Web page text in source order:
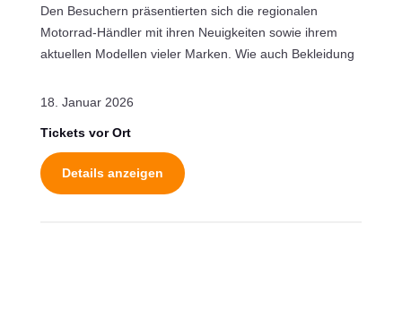
Den Besuchern präsentierten sich die regionalen
Motorrad-Händler mit ihren Neuigkeiten sowie ihrem
aktuellen Modellen vieler Marken. Wie auch Bekleidung
18. Januar 2026
Tickets vor Ort
Details anzeigen